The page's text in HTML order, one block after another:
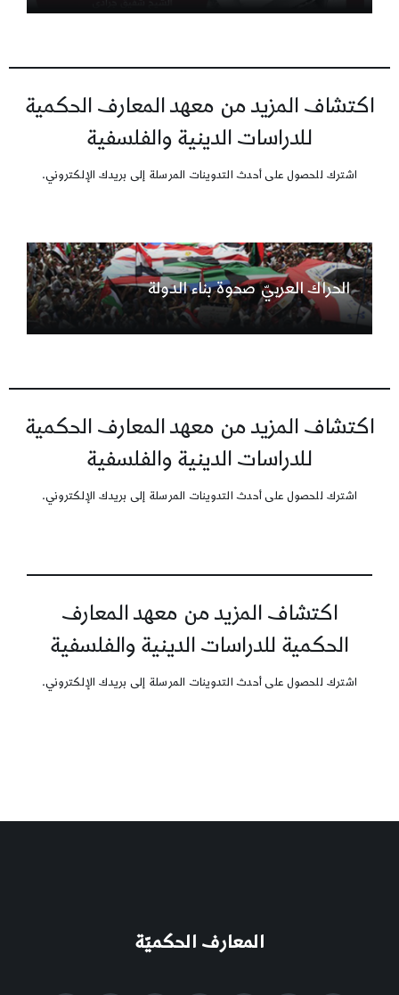
اكتشاف المزيد من معهد المعارف الحكمية
للدراسات الدينية والفلسفية
اشترك للحصول على أحدث التدوينات المرسلة إلى بريدك الإلكتروني.
الحراك العربيّ صحوة بناء الدولة
اكتشاف المزيد من معهد المعارف الحكمية
للدراسات الدينية والفلسفية
اشترك للحصول على أحدث التدوينات المرسلة إلى بريدك الإلكتروني.
اكتشاف المزيد من معهد المعارف
الحكمية للدراسات الدينية والفلسفية
اشترك للحصول على أحدث التدوينات المرسلة إلى بريدك الإلكتروني.
المعارف الحكميّة